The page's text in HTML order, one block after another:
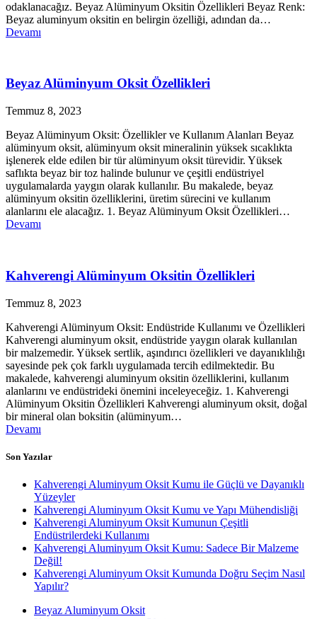
odaklanacağız. Beyaz Alüminyum Oksitin Özellikleri Beyaz Renk:
Beyaz aluminyum oksitin en belirgin özelliği, adından da…
Devamı
Beyaz Alüminyum Oksit Özellikleri
Temmuz 8, 2023
Beyaz Alüminyum Oksit: Özellikler ve Kullanım Alanları Beyaz
alüminyum oksit, alüminyum oksit mineralinin yüksek sıcaklıkta
işlenerek elde edilen bir tür alüminyum oksit türevidir. Yüksek
saflıkta beyaz bir toz halinde bulunur ve çeşitli endüstriyel
uygulamalarda yaygın olarak kullanılır. Bu makalede, beyaz
alüminyum oksitin özelliklerini, üretim sürecini ve kullanım
alanlarını ele alacağız. 1. Beyaz Alüminyum Oksit Özellikleri…
Devamı
Kahverengi Alüminyum Oksitin Özellikleri
Temmuz 8, 2023
Kahverengi Alüminyum Oksit: Endüstride Kullanımı ve Özellikleri
Kahverengi aluminyum oksit, endüstride yaygın olarak kullanılan
bir malzemedir. Yüksek sertlik, aşındırıcı özellikleri ve dayanıklılığı
sayesinde pek çok farklı uygulamada tercih edilmektedir. Bu
makalede, kahverengi aluminyum oksitin özelliklerini, kullanım
alanlarını ve endüstrideki önemini inceleyeceğiz. 1. Kahverengi
Alüminyum Oksitin Özellikleri Kahverengi aluminyum oksit, doğal
bir mineral olan boksitin (alüminyum…
Devamı
Son Yazılar
Kahverengi Aluminyum Oksit Kumu ile Güçlü ve Dayanıklı
Yüzeyler
Kahverengi Aluminyum Oksit Kumu ve Yapı Mühendisliği
Kahverengi Aluminyum Oksit Kumunun Çeşitli
Endüstrilerdeki Kullanımı
Kahverengi Aluminyum Oksit Kumu: Sadece Bir Malzeme
Değil!
Kahverengi Aluminyum Oksit Kumunda Doğru Seçim Nasıl
Yapılır?
Beyaz Aluminyum Oksit